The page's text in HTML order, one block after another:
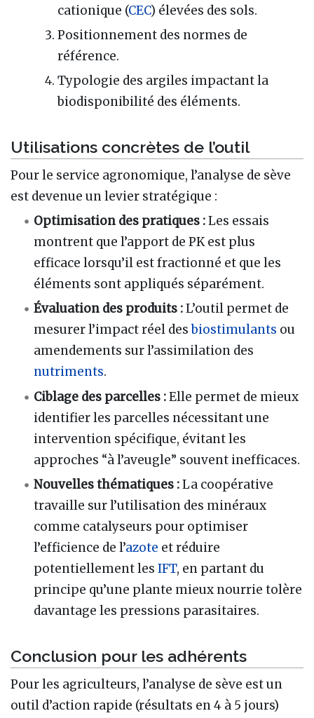
cationique (CEC) élevées des sols.
Positionnement des normes de
référence.
Typologie des argiles impactant la
biodisponibilité des éléments.
Utilisations concrètes de l’outil
Pour le service agronomique, l’analyse de sève
est devenue un levier stratégique :
Optimisation des pratiques :Les essais
montrent que l’apport de PK est plus
efficace lorsqu’il est fractionné et que les
éléments sont appliqués séparément.
Évaluation des produits :L’outil permet de
mesurer l’impact réel desbiostimulants ou
amendements sur l’assimilation des
nutriments.
Ciblage des parcelles :Elle permet de mieux
identifier les parcelles nécessitant une
intervention spécifique, évitant les
approches “à l’aveugle” souvent inefficaces.
Nouvelles thématiques :La coopérative
travaille sur l’utilisation des minéraux
comme catalyseurs pour optimiser
l’efficience de l’azote et réduire
potentiellement lesIFT, en partant du
principe qu’une plante mieux nourrie tolère
davantage les pressions parasitaires.
Conclusion pour les adhérents
Pour les agriculteurs, l’analyse de sève est un
outil d’action rapide (résultats en 4 à 5 jours)